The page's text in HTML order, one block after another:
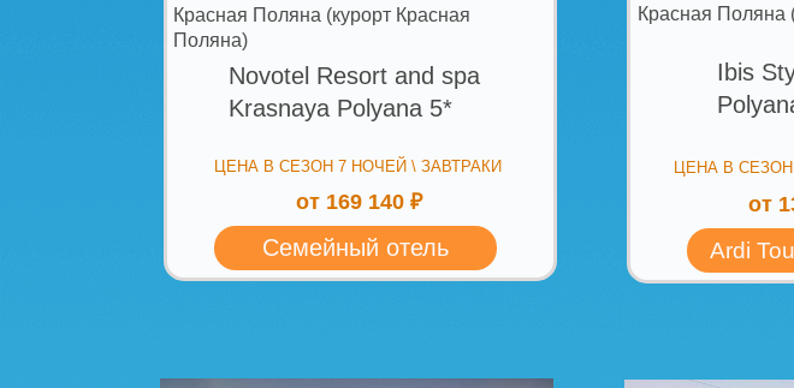
Шерегеш